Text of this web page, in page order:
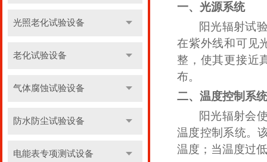
光照老化试验设备
老化试验设备
气体腐蚀试验设备
防水防尘试验设备
电能表专项测试设备
一、 光源系统
阳光辐射试
在紫外线和可见
整，使其更接近
布。
二、 温度控制系统
阳光辐射会
温度控制系统。
温度；当温度过